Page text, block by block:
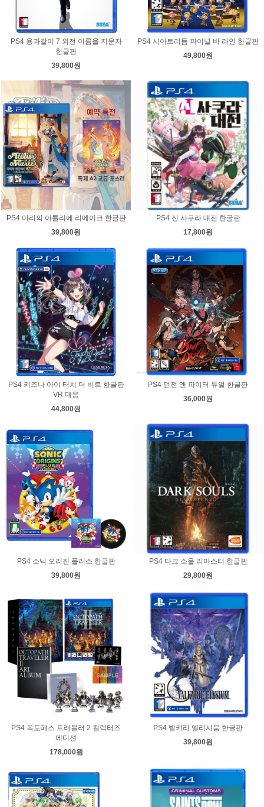
PS4 용과같이 7 외전 이름을 지운자
한글판
39,800원
PS4 시아트리듬 파이널 바 라인 한글판
49,800원
PS4 마리의 아틀리에 리메이크 한글판
39,800원
PS4 신 사쿠라 대전 한글판
17,800원
PS4 키즈나 아이 터치 더 비트 한글판
VR 대응
44,800원
PS4 던전 앤 파이터 듀얼 한글판
36,000원
PS4 소닉 오리진 플러스 한글판
39,800원
PS4 다크 소울 리마스터 한글판
29,800원
PS4 옥토패스 트래블러 2 컬렉터즈
에디션
178,000원
PS4 발키리 엘리시움 한글판
39,800원